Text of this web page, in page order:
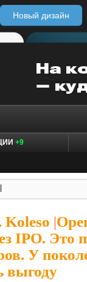
Новый дизайн
+9
Koleso |
IPO. Это
У
выгоду